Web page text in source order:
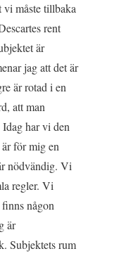
vi måste tillbaka
rent
är
jag att det är
är rotad i en
att man
har vi den
för mig en
nödvändig. Vi
regler. Vi
någon
är
Subjektets rum